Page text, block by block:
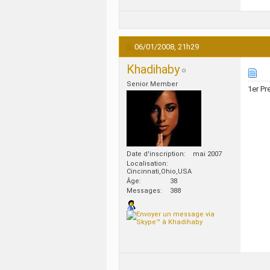
06/01/2008, 21h29
Khadihaby
Senior Member
Date d'inscription
mai 2007
Localisation
Cincinnati,Ohio,USA
Âge
38
Messages
388
1er